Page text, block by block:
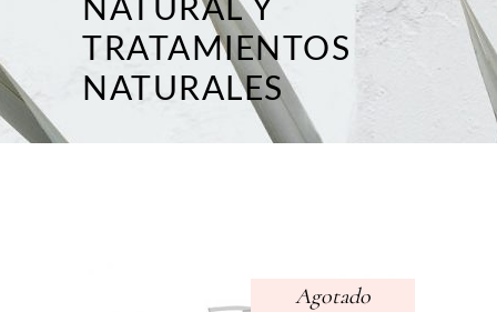
NATURAL Y
TRATAMIENTOS
NATURALES
Agotado